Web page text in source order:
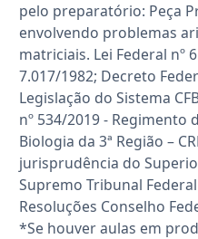
pelo preparatório: Peça
envolvendo problemas
matriciais. Lei Federal nº
7.017/1982; Decreto
Legislação do Sistema
nº 534/2019 - Regimento
Biologia da 3ª Região –
jurisprudência do
Supremo Tribunal
Resoluções Conselho
*Se houver aulas em